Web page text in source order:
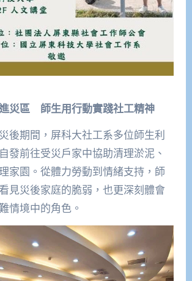
災區 師生用行動實踐社工精神
後期間，屏科大社工系多位師生利
發前往受災戶家中協助清理淤泥、
家園。從體力勞動到情緒支持，師
見災後家庭的脆弱，也更深刻體會
情境中的角色。